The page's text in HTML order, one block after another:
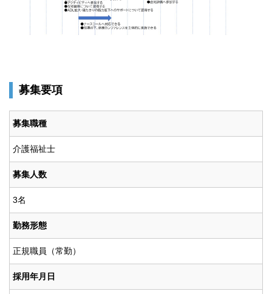
募集要項
募集職種
介護福祉士
募集人数
3名
勤務形態
正規職員（常勤）
採用年月日